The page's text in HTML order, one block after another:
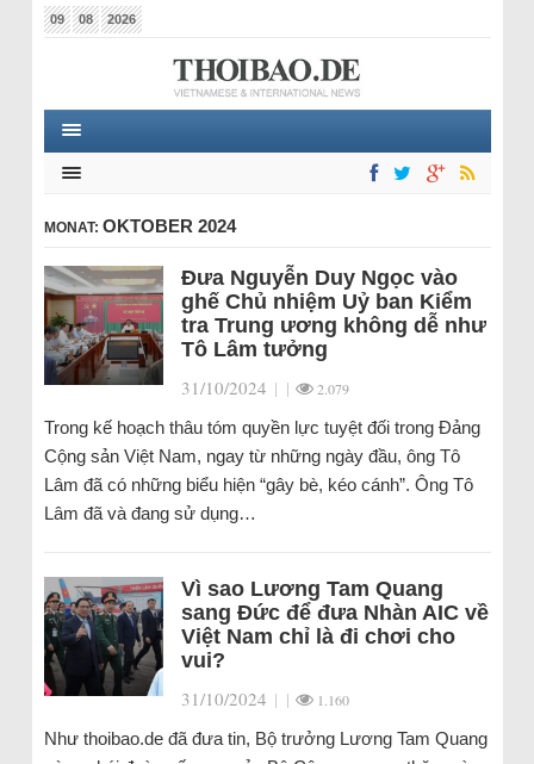
09 08 2026
MONAT: OKTOBER 2024
Đưa Nguyễn Duy Ngọc vào
ghế Chủ nhiệm Uỷ ban Kiểm
tra Trung ương không dễ như
Tô Lâm tưởng
31/10/2024 | | 2.079
Trong kế hoạch thâu tóm quyền lực tuyệt đối trong Đảng
Cộng sản Việt Nam, ngay từ những ngày đầu, ông Tô
Lâm đã có những biểu hiện “gây bè, kéo cánh”. Ông Tô
Lâm đã và đang sử dụng…
Vì sao Lương Tam Quang
sang Đức để đưa Nhàn AIC về
Việt Nam chỉ là đi chơi cho
vui?
31/10/2024 | | 1.160
Như thoibao.de đã đưa tin, Bộ trưởng Lương Tam Quang